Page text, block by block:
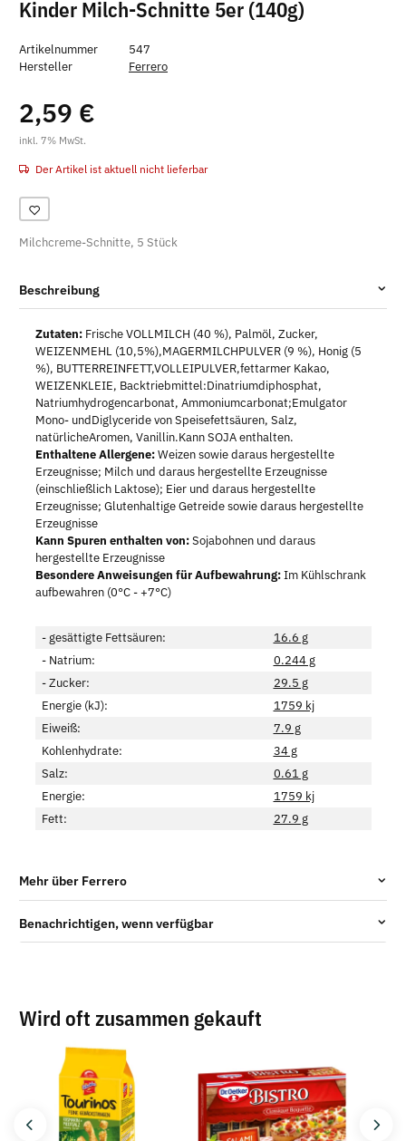
Kinder Milch-Schnitte 5er (140g)
Artikelnummer
547
Hersteller
Ferrero
2,59 €
inkl. 7% MwSt.
Der Artikel ist aktuell nicht lieferbar
Milchcreme-Schnitte, 5 Stück
Beschreibung
Zutaten: Frische VOLLMILCH (40 %), Palmöl, Zucker,
WEIZENMEHL (10,5%),MAGERMILCHPULVER (9 %), Honig (5
%), BUTTERREINFETT,VOLLEIPULVER,fettarmer Kakao,
WEIZENKLEIE, Backtriebmittel:Dinatriumdiphosphat,
Natriumhydrogencarbonat, Ammoniumcarbonat;Emulgator
Mono- undDiglyceride von Speisefettsäuren, Salz,
natürlicheAromen, Vanillin.Kann SOJA enthalten.
Enthaltene Allergene:Weizen sowie daraus hergestellte
Erzeugnisse; Milch und daraus hergestellte Erzeugnisse
(einschließlich Laktose); Eier und daraus hergestellte
Erzeugnisse; Glutenhaltige Getreide sowie daraus hergestellte
Erzeugnisse
Kann Spuren enthalten von:Sojabohnen und daraus
hergestellte Erzeugnisse
Besondere Anweisungen für Aufbewahrung:Im Kühlschrank
aufbewahren (0°C - +7°C)
- gesättigte Fettsäuren:
16.6 g
- Natrium:
0.244 g
- Zucker:
29.5 g
Energie (kJ):
1759 kj
Eiweiß:
7.9 g
Kohlenhydrate:
34 g
Salz:
0.61 g
Energie:
1759 kj
Fett:
27.9 g
Mehr über Ferrero
Benachrichtigen, wenn verfügbar
Wird oft zusammen gekauft